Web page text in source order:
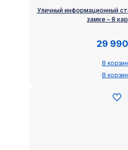
Уличный информационный
замке – 8
29 990
В
В